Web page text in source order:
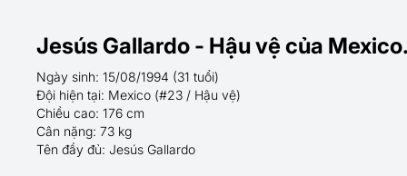
Jesús Gallardo - Hậu vệ của
Ngày sinh: 15/08/1994 (31 tuổi)
Đội hiện tại: Mexico (#23 / Hậu vệ)
Chiều cao: 176 cm
Cân nặng: 73 kg
Tên đầy đủ: Jesús Gallardo